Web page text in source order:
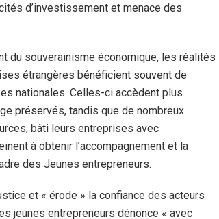
d’investissement et menace des
du souverainisme économique, les réalités
étrangères bénéficient souvent de
nationales. Celles-ci accèdent plus
préservés, tandis que de nombreux
bâti leurs entreprises avec
à obtenir l’accompagnement et la
des Jeunes entrepreneurs.
et « érode » la confiance des acteurs
jeunes entrepreneurs dénonce « avec